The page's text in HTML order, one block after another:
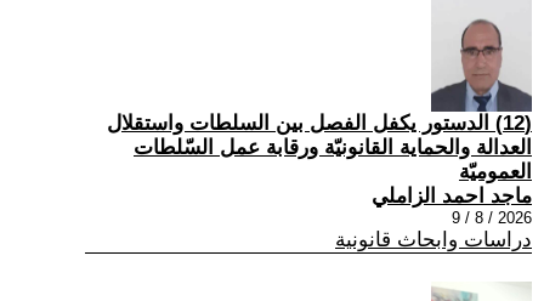
(12) الدستور يكفل الفصل بين السلطات واستقلال
العدالة والحماية القانونيّة ورقابة عمل السّلطات
العموميّة
ماجد احمد الزاملي
2026 / 8 / 9
دراسات وابحاث قانونية